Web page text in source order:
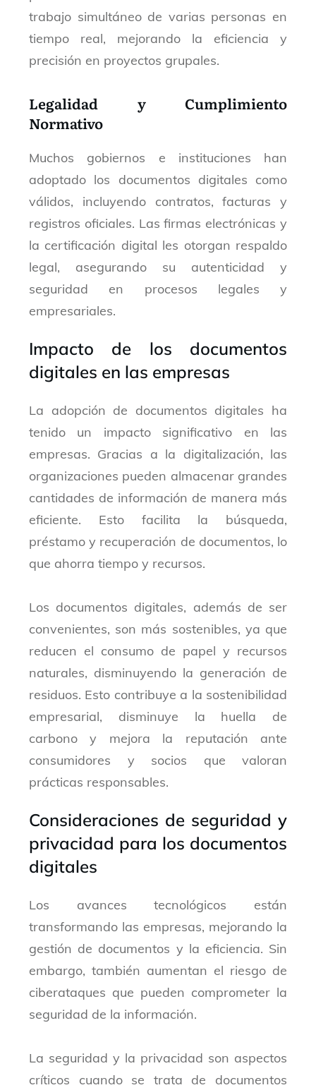
trabajo simultáneo de varias personas en
tiempo real, mejorando la eficiencia y
precisión en proyectos grupales.
Legalidad y Cumplimiento
Normativo
Muchos gobiernos e instituciones han
adoptado los documentos digitales como
válidos, incluyendo contratos, facturas y
registros oficiales. Las firmas electrónicas y
la certificación digital les otorgan respaldo
legal, asegurando su autenticidad y
seguridad en procesos legales y
empresariales.
Impacto de los documentos
digitales en las empresas
La adopción de documentos digitales ha
tenido un impacto significativo en las
empresas. Gracias a la digitalización, las
organizaciones pueden almacenar grandes
cantidades de información de manera más
eficiente. Esto facilita la búsqueda,
préstamo y recuperación de documentos, lo
que ahorra tiempo y recursos.
Los documentos digitales, además de ser
convenientes, son más sostenibles, ya que
reducen el consumo de papel y recursos
naturales, disminuyendo la generación de
residuos. Esto contribuye a la sostenibilidad
empresarial, disminuye la huella de
carbono y mejora la reputación ante
consumidores y socios que valoran
prácticas responsables.
Consideraciones de seguridad y
privacidad para los documentos
digitales
Los avances tecnológicos están
transformando las empresas, mejorando la
gestión de documentos y la eficiencia. Sin
embargo, también aumentan el riesgo de
ciberataques que pueden comprometer la
seguridad de la información.
La seguridad y la privacidad son aspectos
críticos cuando se trata de documentos